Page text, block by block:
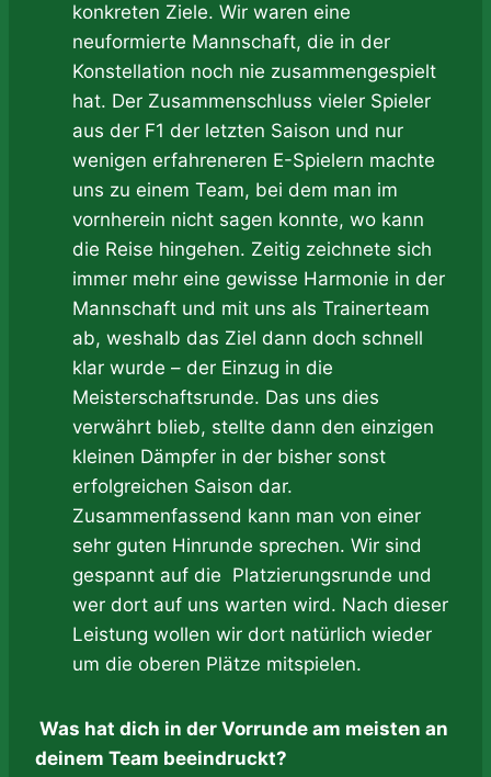
konkreten Ziele. Wir waren eine
neuformierte Mannschaft, die in der
Konstellation noch nie zusammengespielt
hat. Der Zusammenschluss vieler Spieler
aus der F1 der letzten Saison und nur
wenigen erfahreneren E-Spielern machte
uns zu einem Team, bei dem man im
vornherein nicht sagen konnte, wo kann
die Reise hingehen. Zeitig zeichnete sich
immer mehr eine gewisse Harmonie in der
Mannschaft und mit uns als Trainerteam
ab, weshalb das Ziel dann doch schnell
klar wurde – der Einzug in die
Meisterschaftsrunde. Das uns dies
verwährt blieb, stellte dann den einzigen
kleinen Dämpfer in der bisher sonst
erfolgreichen Saison dar.
Zusammenfassend kann man von einer
sehr guten Hinrunde sprechen. Wir sind
gespannt auf die Platzierungsrunde und
wer dort auf uns warten wird. Nach dieser
Leistung wollen wir dort natürlich wieder
um die oberen Plätze mitspielen.
Was hat dich in der Vorrunde am meisten an
deinem Team beeindruckt?